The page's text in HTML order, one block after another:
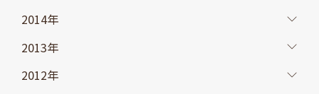
2014年
2013年
2012年